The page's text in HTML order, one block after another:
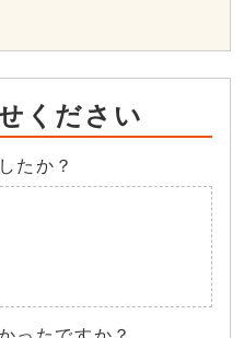
ください
たか？